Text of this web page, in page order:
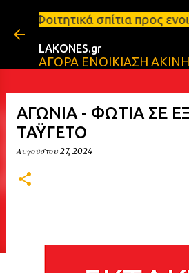
Μετάβαση στο κύριο
προς ενοικίαση στη
LAKONES.gr
ΑΓΟΡΑ ΕΝΟΙΚΙΑΣΗ
ΑΓΩΝΙΑ - ΦΩΤΙΑ ΣΕ
ΤΑΫΓΕΤΟ
Αυγούστου 27, 2024